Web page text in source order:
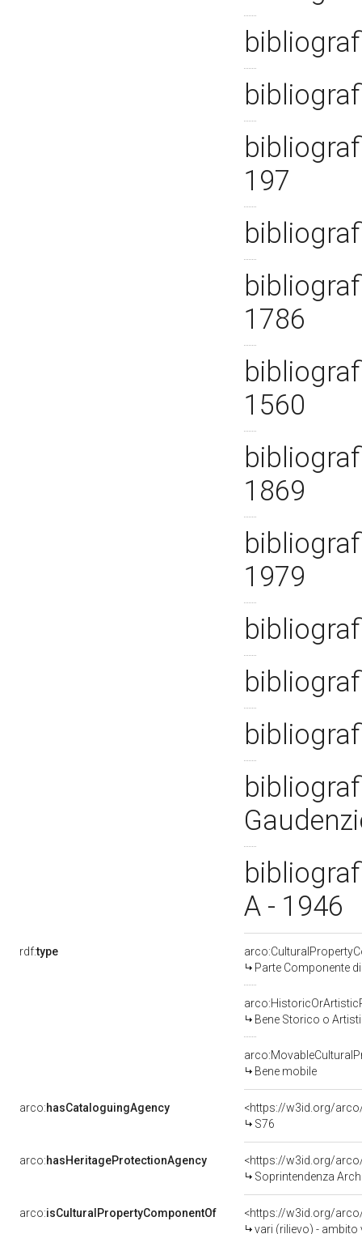
197
1786
1560
1869
1979
A - 1946
rdf:type
Parte Componente
Bene Storico o
Bene mobile
arco:hasCataloguingAgency
<https://w3id.org/
S76
arco:hasHeritageProtectionAgency
<https://w3id.org/
Soprintendenza
arco:isCulturalPropertyComponentOf
<https://w3id.org/
vari (rilievo) - ambito